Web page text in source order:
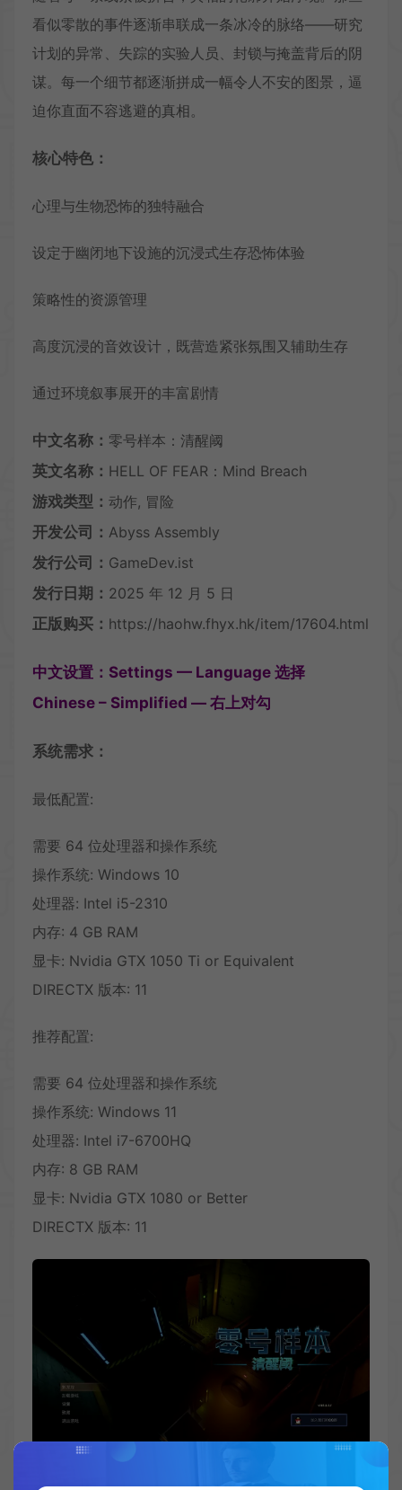
看似零散的事件逐渐串联成一条冰冷的脉络——研究
计划的异常、失踪的实验人员、封锁与掩盖背后的阴
谋。每一个细节都逐渐拼成一幅令人不安的图景，逼
迫你直面不容逃避的真相。
核心特色：
心理与生物恐怖的独特融合
设定于幽闭地下设施的沉浸式生存恐怖体验
策略性的资源管理
高度沉浸的音效设计，既营造紧张氛围又辅助生存
通过环境叙事展开的丰富剧情
中文名称： 零号样本：清醒阈
英文名称： HELL OF FEAR：Mind Breach
游戏类型： 动作, 冒险
开发公司： Abyss Assembly
发行公司： GameDev.ist
发行日期： 2025 年 12 月 5 日
正版购买： https://haohw.fhyx.hk/item/17604.html
中文设置：Settings — Language 选择
Chinese – Simplified — 右上对勾
系统需求：
最低配置:
需要 64 位处理器和操作系统
操作系统: Windows 10
处理器: Intel i5-2310
内存: 4 GB RAM
显卡: Nvidia GTX 1050 Ti or Equivalent
DIRECTX 版本: 11
推荐配置:
需要 64 位处理器和操作系统
操作系统: Windows 11
处理器: Intel i7-6700HQ
内存: 8 GB RAM
显卡: Nvidia GTX 1080 or Better
DIRECTX 版本: 11